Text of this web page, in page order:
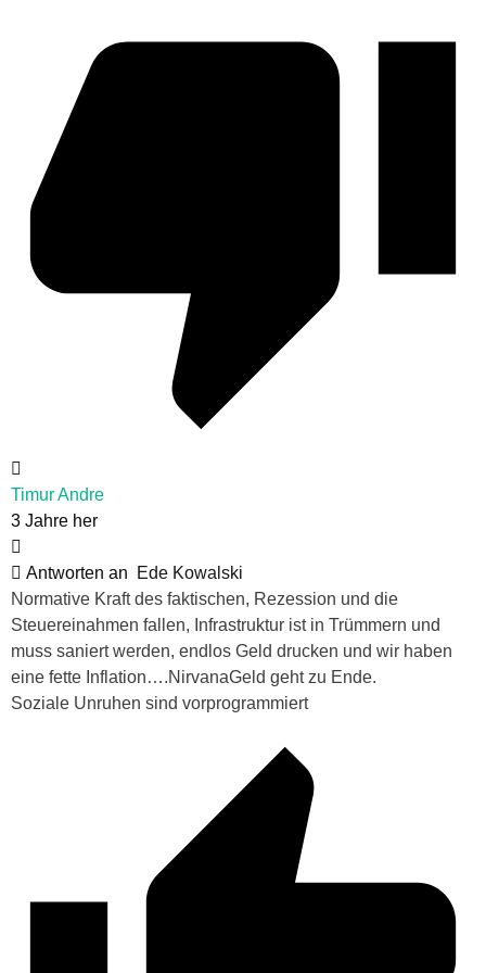
Timur Andre
3 Jahre her
Antworten an
Ede Kowalski
Normative Kraft des faktischen, Rezession und die
Steuereinahmen fallen, Infrastruktur ist in Trümmern und
muss saniert werden, endlos Geld drucken und wir haben
eine fette Inflation….NirvanaGeld geht zu Ende.
Soziale Unruhen sind vorprogrammiert